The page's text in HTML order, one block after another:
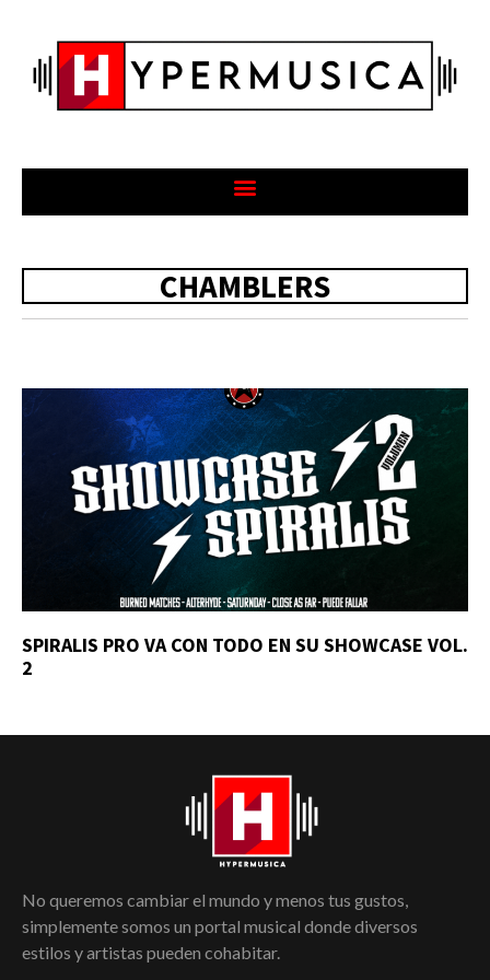
CHAMBLERS
SPIRALIS PRO VA CON TODO EN SU SHOWCASE VOL.
2
No queremos cambiar el mundo y menos tus gustos,
simplemente somos un portal musical donde diversos
estilos y artistas pueden cohabitar.